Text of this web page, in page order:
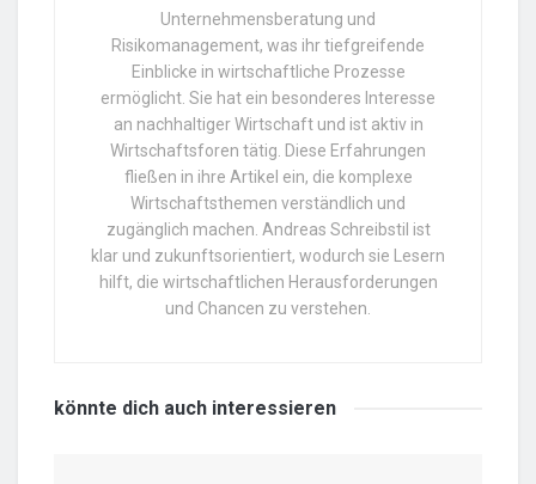
Unternehmensberatung und
Risikomanagement, was ihr tiefgreifende
Einblicke in wirtschaftliche Prozesse
ermöglicht. Sie hat ein besonderes Interesse
an nachhaltiger Wirtschaft und ist aktiv in
Wirtschaftsforen tätig. Diese Erfahrungen
fließen in ihre Artikel ein, die komplexe
Wirtschaftsthemen verständlich und
zugänglich machen. Andreas Schreibstil ist
klar und zukunftsorientiert, wodurch sie Lesern
hilft, die wirtschaftlichen Herausforderungen
und Chancen zu verstehen.
könnte dich auch interessieren